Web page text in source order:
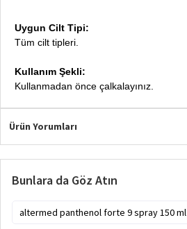
Uygun Cilt Tipi:
Tüm cilt tipleri.
Kullanım Şekli:
Kullanmadan önce çalkalayınız.
Ürün Yorumları
Bunlara da Göz Atın
altermed panthenol forte 9 spray 150 ml